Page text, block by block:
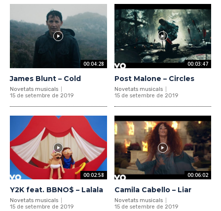
00:04:28
James Blunt – Cold
Novetats musicals
15 de setembre de 2019
00:03:47
Post Malone – Circles
Novetats musicals
15 de setembre de 2019
00:02:58
Y2K feat. BBNO$ – Lalala
Novetats musicals
15 de setembre de 2019
00:06:02
Camila Cabello – Liar
Novetats musicals
15 de setembre de 2019